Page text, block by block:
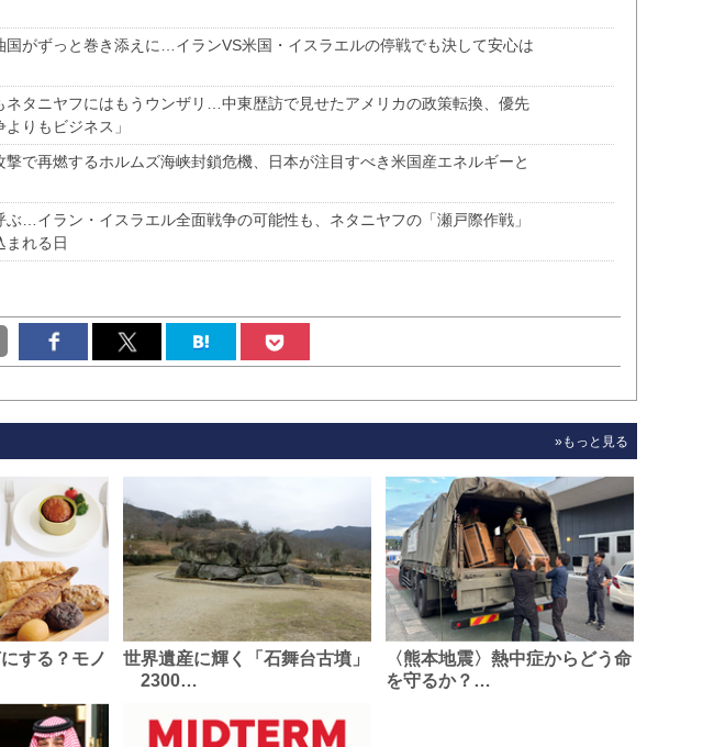
国がずっと巻き添えに…イランVS米国・イスラエルの停戦でも決して安心は
ネタニヤフにはもうウンザリ…中東歴訪で見せたアメリカの政策転換、優先
りもビジネス」
撃で再燃するホルムズ海峡封鎖危機、日本が注目すべき米国産エネルギーと
ぶ…イラン・イスラエル全面戦争の可能性も、ネタニヤフの「瀬戸際作戦」
まれる日
»もっと見る
する？モノ
世界遺産に輝く「石舞台古墳」
2300…
〈熊本地震〉熱中症からどう命
を守るか？…